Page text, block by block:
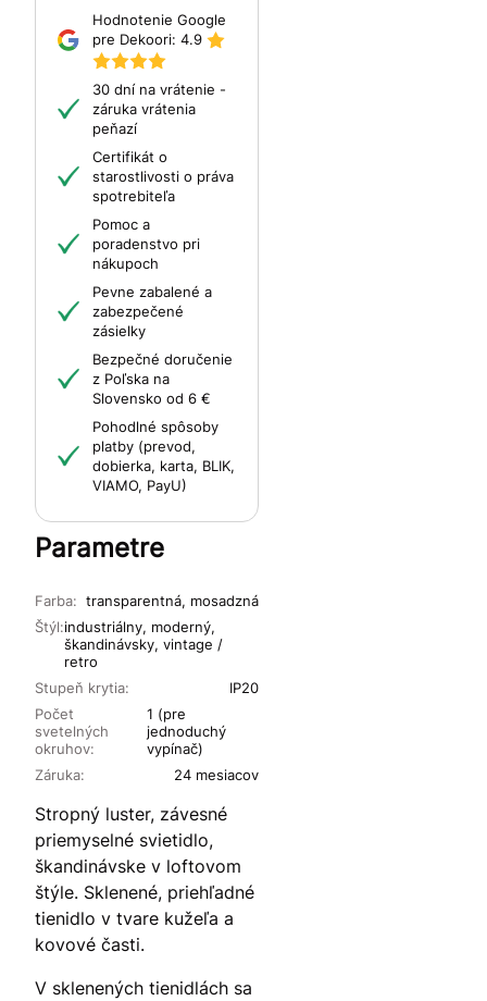
Hodnotenie Google
pre Dekoori: 4.9
30 dní na vrátenie -
záruka vrátenia
peňazí
Certifikát o
starostlivosti o práva
spotrebiteľa
Pomoc a
poradenstvo pri
nákupoch
Pevne zabalené a
zabezpečené
zásielky
Bezpečné doručenie
z Poľska na
Slovensko od 6 €
Pohodlné spôsoby
platby (prevod,
dobierka, karta, BLIK,
VIAMO, PayU)
Parametre
Farba: transparentná, mosadzná
Stupeň krytia: IP20
Záruka: 24 mesiacov
Štýl:industriálny, moderný,
škandinávsky, vintage /
retro
Počet
svetelných
okruhov:
1 (pre
jednoduchý
vypínač)
Stropný luster, závesné
priemyselné svietidlo,
škandinávske v loftovom
štýle. Sklenené, priehľadné
tienidlo v tvare kužeľa a
kovové časti.
V sklenených tienidlách sa